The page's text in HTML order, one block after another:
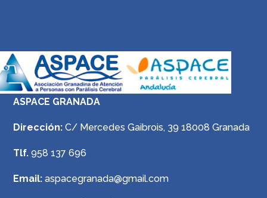
ASPACE GRANADA
Dirección: C/ Mercedes Gaibrois, 39 18008 Granada
Tlf. 958 137 696
Email: aspacegranada@gmail.com